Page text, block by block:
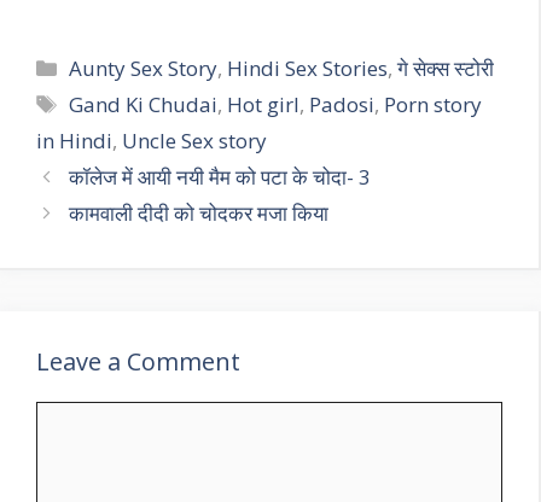
Categories
Aunty Sex Story, Hindi Sex Stories,गे सेक्स स्टोरी
Tags
Gand Ki Chudai, Hot girl, Padosi, Porn story
in Hindi, Uncle Sex story
कॉलेज में आयी नयी मैम को पटा के चोदा- 3
कामवाली दीदी को चोदकर मजा किया
Leave a Comment